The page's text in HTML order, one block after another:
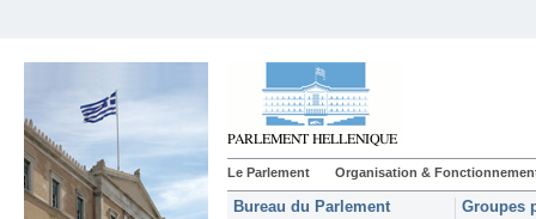
Le Parlement Organisation &
Bureau du Parlement Groupes